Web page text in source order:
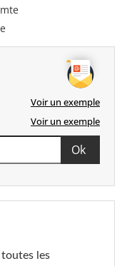
Voir un exemple
Voir un exemple
les